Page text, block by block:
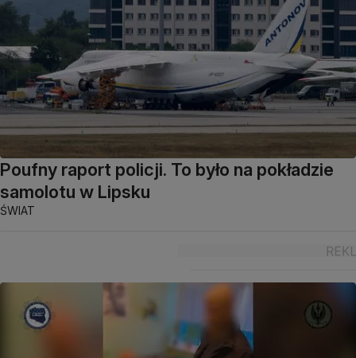
Poufny raport policji. To było na pokładzie
samolotu w Lipsku
ŚWIAT